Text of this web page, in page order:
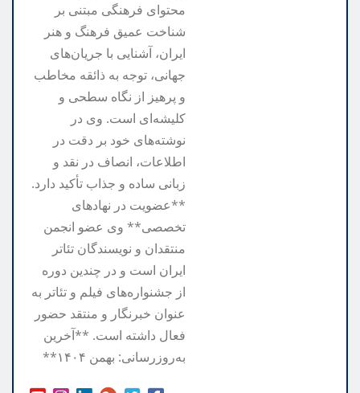
محتوای فرهنگی مبتنی بر
شناخت عمیق فرهنگ و هنر
ایران، آشنایی با جریان‌های
جهانی، توجه به ذائقه مخاطب
و پرهیز از نگاه سطحی و
کلیشه‌ای است. وی در
نوشته‌های خود بر دقت در
اطلاعات، انصاف در نقد و
زبانی ساده و جذاب تأکید دارد.
**عضویت در نهادهای
تخصصی** وی عضو انجمن
منتقدان و نویسندگان تئاتر
ایران است و در چندین دوره
از جشنواره‌های فیلم و تئاتر به
عنوان خبرنگار و منتقد حضور
فعال داشته است. **آخرین
به‌روزرسانی: بهمن ۱۴۰۴**